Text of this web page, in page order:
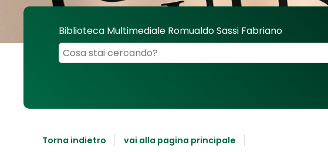
Biblioteca Multimediale Romualdo Sassi Fabriano
Cerca su "Biblioteca Multimediale Romualdo Sassi Fabriano"
Torna indietro vai alla pagina principale